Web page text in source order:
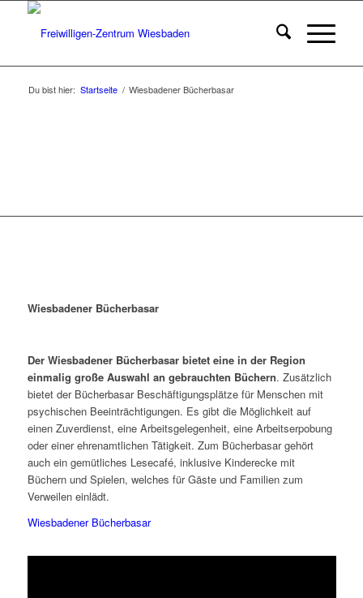
Du bist hier: Startseite / Wiesbadener Bücherbasar
Wiesbadener Bücherbasar
Der Wiesbadener Bücherbasar bietet eine in der Region
einmalig große Auswahl an gebrauchten Büchern. Zusätzlich
bietet der Bücherbasar Beschäftigungsplätze für Menschen mit
psychischen Beeinträchtigungen. Es gibt die Möglichkeit auf
einen Zuverdienst, eine Arbeitsgelegenheit, eine Arbeitserpobung
oder einer ehrenamtlichen Tätigkeit. Zum Bücherbasar gehört
auch ein gemütliches Lesecafé, inklusive Kinderecke mit
Büchern und Spielen, welches für Gäste und Familien zum
Verweilen einlädt.
Wiesbadener Bücherbasar